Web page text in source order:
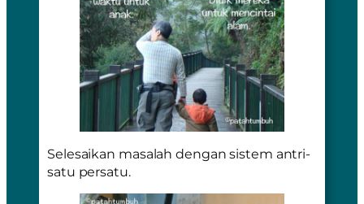
Selesaikan masalah dengan sistem antri-
satu persatu.